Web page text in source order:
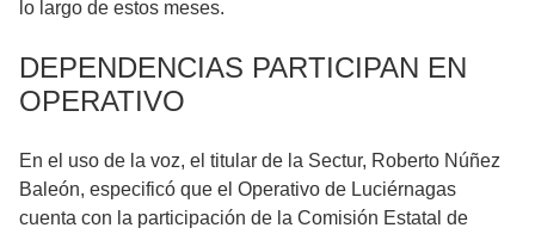
lo largo de estos meses.
DEPENDENCIAS PARTICIPAN EN
OPERATIVO
En el uso de la voz, el titular de la Sectur, Roberto Núñez
Baleón, especificó que el Operativo de Luciérnagas
cuenta con la participación de la Comisión Estatal de